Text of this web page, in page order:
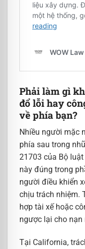
Phải làm gì
đổ lỗi hay
về phía bạn?
Nhiều người mặc
phía sau trong
21703 của Bộ
này đúng trong
người điều khiển
chịu trách nhiệm.
hợp tài xế hoặc
ngược lại cho nạn
Tại California,